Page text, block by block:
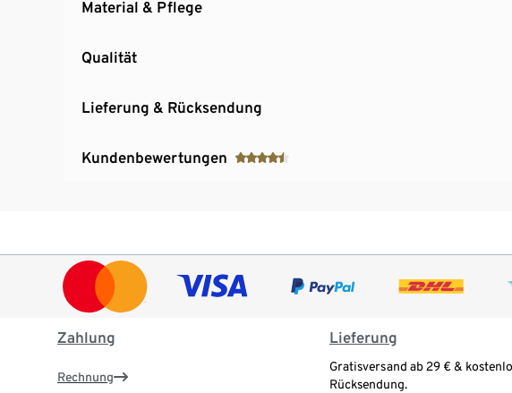
Material & Pflege
Qualität
Lieferung & Rücksendung
Kundenbewertungen
Zahlung
Rechnung
Lieferung
Gratisversand ab 29 € &
Rücksendung.